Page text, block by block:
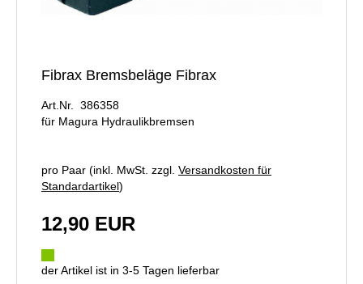
Fibrax Bremsbeläge Fibrax
Art.Nr. 386358
für Magura Hydraulikbremsen
pro Paar (inkl. MwSt. zzgl. Versandkosten für
Standardartikel)
12,90 EUR
der Artikel ist in 3-5 Tagen lieferbar